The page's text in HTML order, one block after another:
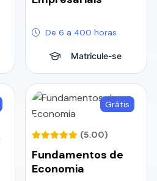
De 6 a 400 horas
Matricule-se
Grátis
(5.00)
Fundamentos de
Economia